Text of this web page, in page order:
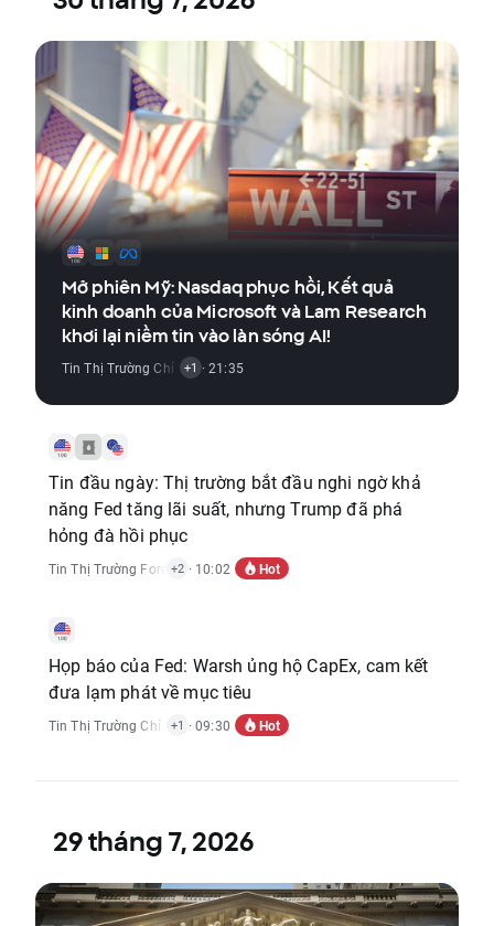
Mở phiên Mỹ: Nasdaq phục hồi, Kết quả
kinh doanh của Microsoft và Lam Research
khơi lại niềm tin vào làn sóng AI!
Tin Thị Trường Chỉ Số, Tin Thị Trường Cổ Phiếu
+1 · 21:35
Tin đầu ngày: Thị trường bắt đầu nghi ngờ khả
năng Fed tăng lãi suất, nhưng Trump đã phá
hỏng đà hồi phục
Tin Thị Trường Forex,Tin Thị Trường Hàng Hóa
+2 · 10:02 Hot
Họp báo của Fed: Warsh ủng hộ CapEx, cam kết
đưa lạm phát về mục tiêu
Tin Thị Trường Chỉ Số, Báo Cáo Kinh Tế
+1 · 09:30 Hot
29 tháng 7, 2026